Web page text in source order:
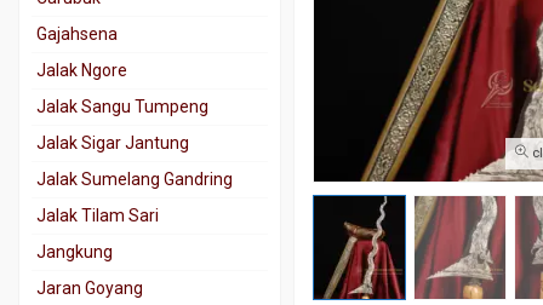
Gajahsena
Jalak Ngore
Jalak Sangu Tumpeng
Jalak Sigar Jantung
Jalak Sumelang Gandring
Jalak Tilam Sari
Jangkung
Jaran Goyang